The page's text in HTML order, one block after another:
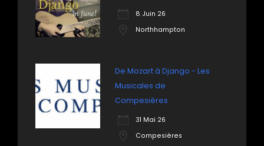
8 Juin 26
Northhampton
De Mozart à Django - Les
Musicales de
Compesières
31 Mai 26
Compesières